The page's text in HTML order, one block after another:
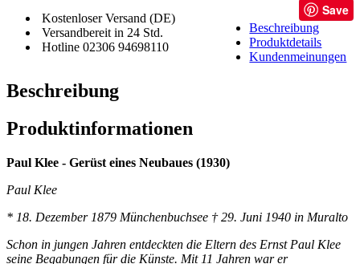
Kostenloser Versand (DE)
Versandbereit in 24 Std.
Hotline 02306 94698110
Save
Beschreibung
Produktdetails
Kundenmeinungen
Beschreibung
Produktinformationen
Paul Klee - Gerüst eines Neubaues (1930)
Paul Klee
* 18. Dezember 1879 Münchenbuchsee † 29. Juni 1940 in Muralto
Schon in jungen Jahren entdeckten die Eltern des Ernst Paul Klee
seine Begabungen für die Künste. Mit 11 Jahren war er